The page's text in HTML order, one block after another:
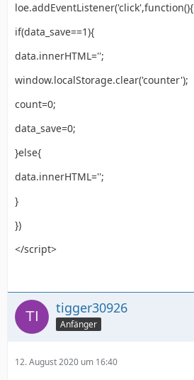
loe.addEventListener('click',function(){
if(data_save==1){
data.innerHTML='';
window.localStorage.clear('counter');
count=0;
data_save=0;
}else{
data.innerHTML='';
}
})
</script>
tigger30926
Anfänger
12. August 2020 um 16:40